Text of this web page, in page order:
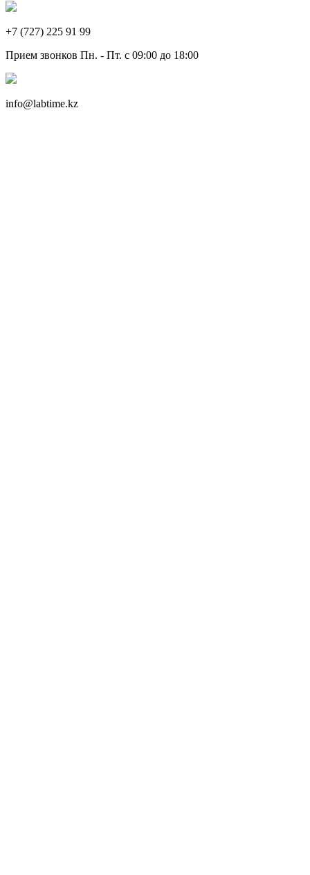
+7 (727) 225 91 99
Прием звонков Пн. - Пт. с 09:00 до 18:00
info@labtime.kz